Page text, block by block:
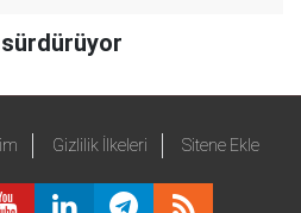
sürdürüyor
Gizlilik İlkeleri Sitene Ekle